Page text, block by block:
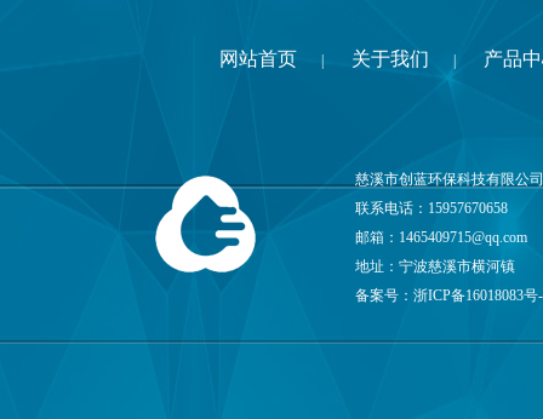
网站首页 关于我们 产品
慈溪市创蓝环保科技有限公
联系电话：15957670658
邮箱： 1465409715@qq.com
地址：宁波慈溪市横河镇
备案号： 浙ICP备16018083号